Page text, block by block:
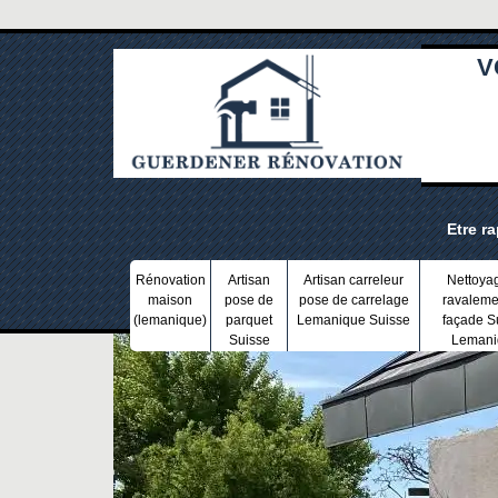
Etre
Rénovation
maison
(lemanique)
Artisan
pose de
parquet
Suisse
Artisan carreleur
pose de carrelage
Lemanique Suisse
façade